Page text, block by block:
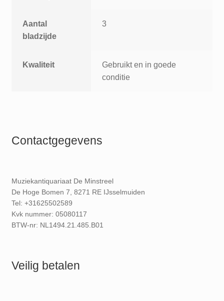
Aantal
bladzijde
3
Kwaliteit
Gebruikt en in goede
conditie
Contactgegevens
Muziekantiquariaat De Minstreel
De Hoge Bomen 7, 8271 RE IJsselmuiden
Tel: +31625502589
Kvk nummer: 05080117
BTW-nr: NL1494.21.485.B01
Veilig betalen